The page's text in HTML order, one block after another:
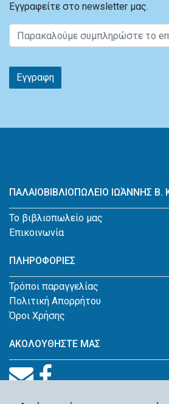
Εγγραφείτε στο newsletter μας.
Εγγραφη
ΠΑΛΑΙΟΒΙΒΛΙΟΠΩΛΕΙΟ ΙΩΆΝΝΗΣ Β.
Το βιβλιοπωλείο μας
Επικοινωνία
ΠΛΗΡΟΦΟΡΙΕΣ
Τρόποι παραγγελίας
Πολιτική Απορρήτου
Όροι Χρήσης
ΑΚΟΛΟΥΘΗΣΤΕ ΜΑΣ